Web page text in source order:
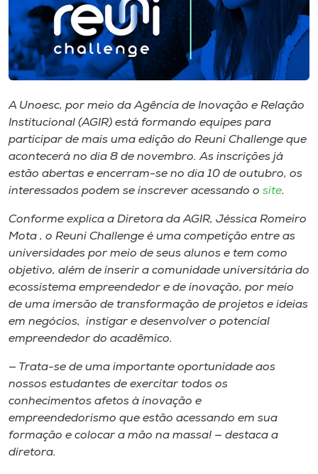
Rádio
Museu
Unoesc
Store
o idioma
A+
A Unoesc, por meio da Agência de Inovação e Relação
Institucional (AGIR) está formando equipes para
participar de mais uma edição do Reuni Challenge que
acontecerá no dia 8 de novembro. As inscrições já
estão abertas e encerram-se no dia 10 de outubro, os
interessados podem se inscrever acessando o site.
Conforme explica a Diretora da AGIR, Jéssica Romeiro
Mota , o Reuni Challenge é uma competição entre as
universidades por meio de seus alunos e tem como
objetivo, além de inserir a comunidade universitária do
ecossistema empreendedor e de inovação, por meio
de uma imersão de transformação de projetos e ideias
em negócios, instigar e desenvolver o potencial
empreendedor do acadêmico.
— Trata-se de uma importante oportunidade aos
nossos estudantes de exercitar todos os
conhecimentos afetos à inovação e
empreendedorismo que estão acessando em sua
formação e colocar a mão na massa! — destaca a
diretora.